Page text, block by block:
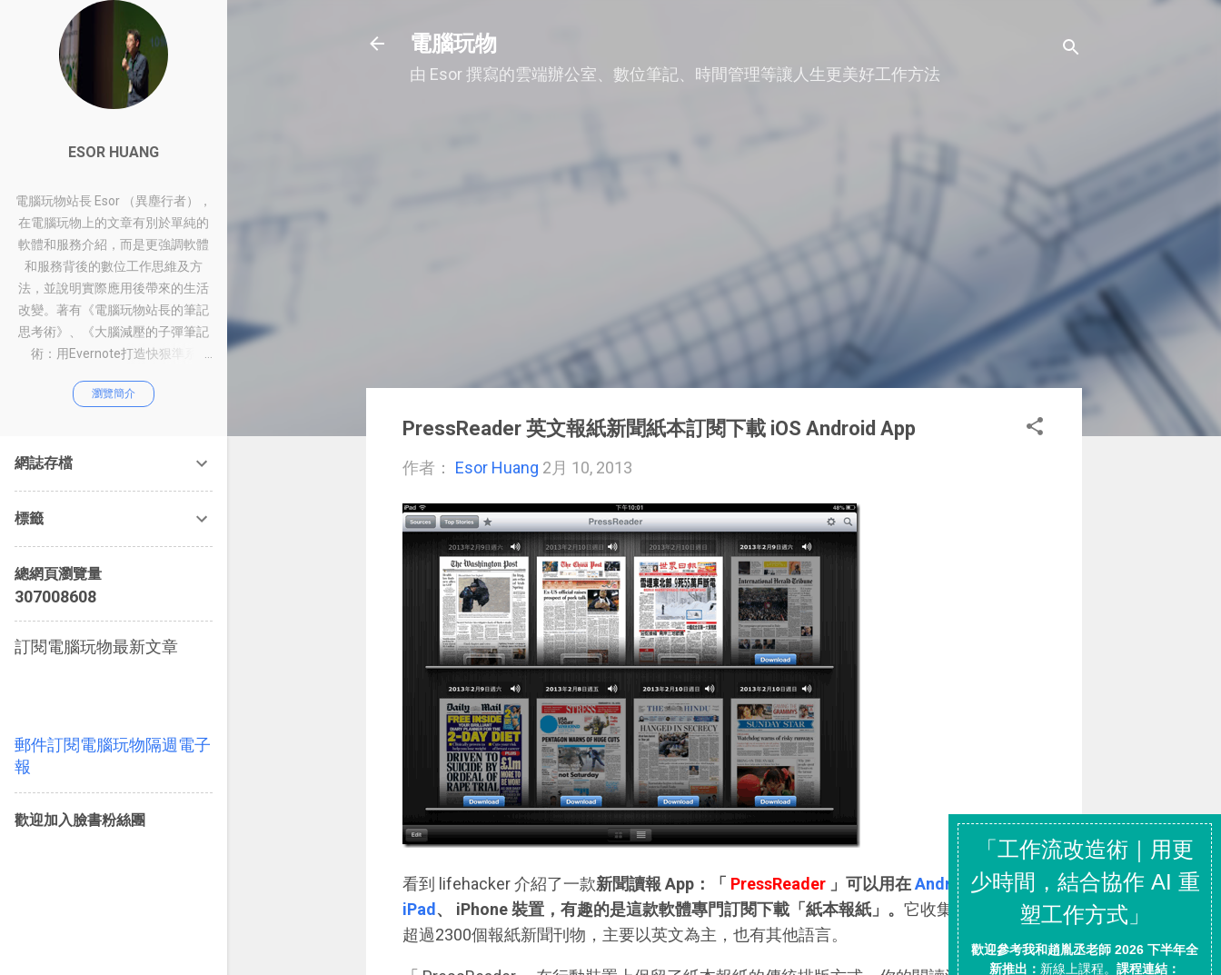
電腦玩物
由 Esor 撰寫的雲端辦公室、數位筆記、時間管理等讓人生更美好工作方法
PressReader 英文報紙新聞紙本訂閱下載 iOS Android App
作者： Esor Huang 2月 10, 2013
看到 lifehacker 介紹了一款新聞讀報 App：「 PressReader 」可以用在Android與
iPad 、 iPhone 裝置，有趣的是這款軟體專門訂閱下載「紙本報紙」。 它收集了世界各地
超過2300個報紙新聞刊物，主要以英文為主，也有其他語言。
ESOR HUANG
電腦玩物站長 Esor （異塵行者），
在電腦玩物上的文章有別於單純的
軟體和服務介紹，而是更強調軟體
和服務背後的數位工作思維及方
法，並說明實際應用後帶來的生活
改變。著有《電腦玩物站長的筆記
思考術》、《大腦減壓的子彈筆記
術：用Evernote打造快狠準系
作術：從職場到人生的100個聰明
瀏覽簡介
網誌存檔
標籤
總網頁瀏覽量
307008608
訂閱電腦玩物最新文章
郵件訂閱電腦玩物隔週電子
報
歡迎加入臉書粉絲團